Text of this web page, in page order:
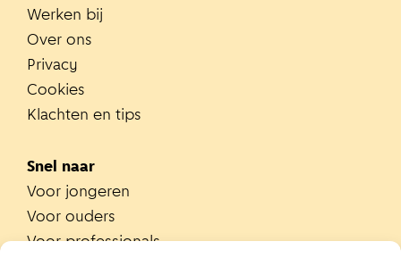
Werken bij
Over ons
Privacy
Cookies
Klachten en tips
Snel naar
Voor jongeren
Voor ouders
Voor professionals